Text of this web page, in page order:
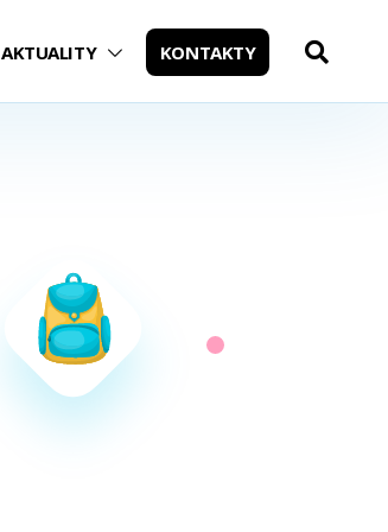
AKTUALITY KONTAKTY
Open